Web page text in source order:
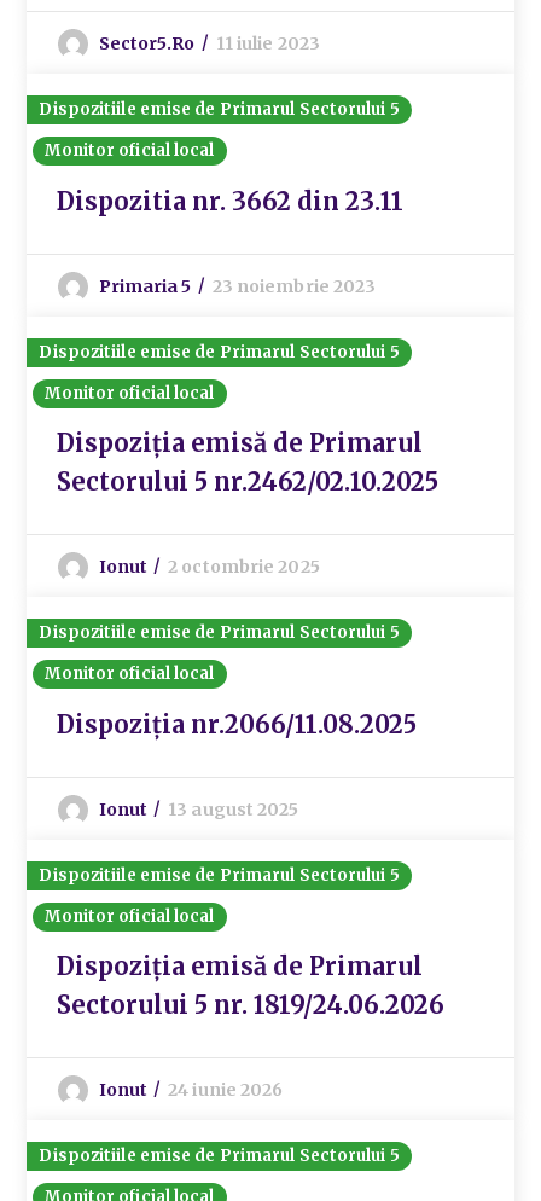
Sector5.ro 11 iulie 2023
Dispozitiile emise de Primarul Sectorului 5
Monitor oficial local
Dispozitia nr. 3662 din 23.11
Primaria 5 23 noiembrie 2023
Dispozitiile emise de Primarul Sectorului 5
Monitor oficial local
Dispoziția emisă de Primarul
Sectorului 5 nr.2462/02.10.2025
Ionut 2 octombrie 2025
Dispozitiile emise de Primarul Sectorului 5
Monitor oficial local
Dispoziția nr.2066/11.08.2025
Ionut 13 august 2025
Dispozitiile emise de Primarul Sectorului 5
Monitor oficial local
Dispoziția emisă de Primarul
Sectorului 5 nr. 1819/24.06.2026
Ionut 24 iunie 2026
Dispozitiile emise de Primarul Sectorului 5
Monitor oficial local